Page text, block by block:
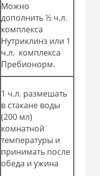
Можно
дополнить ½ ч.л.
комплекса
Нутриклинз или 1
ч.л. комплекса
Пребионорм.
1 ч.л. размешать
в стакане воды
(200 мл)
комнатной
температуры и
принимать после
обеда и ужина